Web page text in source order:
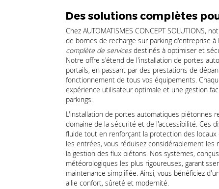
Des solutions complètes
Chez AUTOMATISMES CONCEPT SOLUTIONS,
de bornes de recharge sur parking d'entreprise à
complète de servicesdestinés à optimiser et
Notre offre s'étend de l'installation de portes
portails, en passant par des prestations de
fonctionnement de tous vos équipements.
expérience utilisateur optimale et une gestion
parkings.
L'installation de portes automatiques piétonnes
domaine de la sécurité et de l'accessibilité. Ces
fluide tout en renforçant la protection des
les entrées, vous réduisez considérablement
la gestion des flux piétons. Nos systèmes,
météorologiques les plus rigoureuses,
maintenance simplifiée. Ainsi, vous bénéficiez
allie confort, sûreté et modernité.